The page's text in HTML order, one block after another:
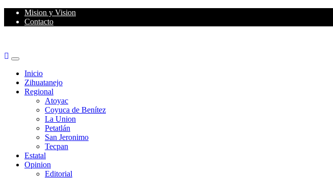
Skip
Mision y Vision
Contacto
Primary
MenuInicio
Zihuatanejo
Regional
Atoyac
Coyuca de Benítez
La Union
Petatlán
San Jeronimo
Tecpan
Estatal
Opinion
Editorial